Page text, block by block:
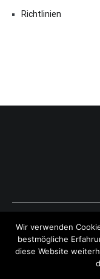
Richtlinien
Copyright © 2026
Theme:Cenote by
Wir verwenden
bestmögliche
diese Website